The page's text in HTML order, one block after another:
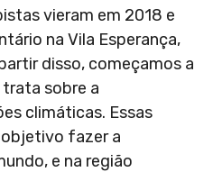
vieram em 2018 e
na Vila Esperança,
disso, começamos a
trata sobre a
climáticas. Essas
fazer a
e na região